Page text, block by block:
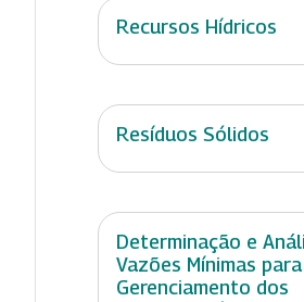
Recursos Hídricos
Resíduos Sólidos
Determinação e
Vazões Mínimas
Gerenciamento dos